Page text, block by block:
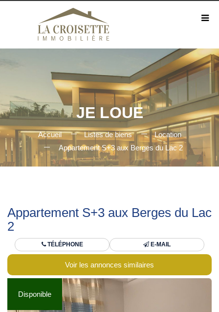
JE LOUE
Accueil Listes de biens
Location
Appartement S+3 aux Berges du Lac 2
Appartement S+3 aux Berges du Lac
2
TÉLÉPHONE E-MAIL
Voir les annonces similaires
Disponible